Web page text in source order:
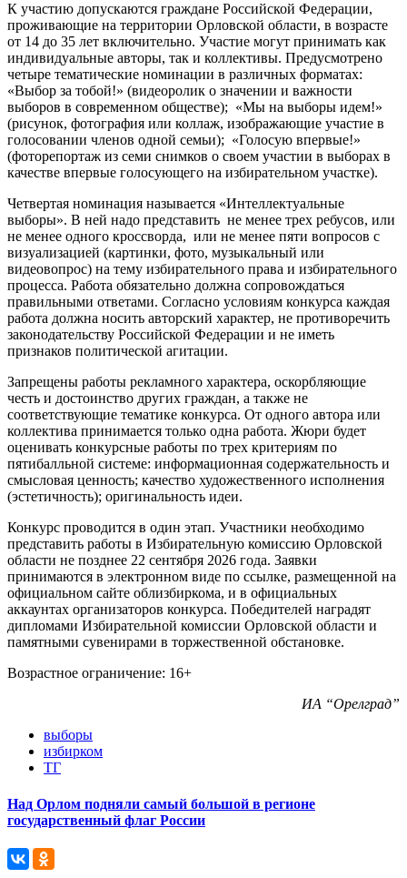
К участию допускаются граждане Российской Федерации,
проживающие на территории Орловской области, в возрасте
от 14 до 35 лет включительно. Участие могут принимать как
индивидуальные авторы, так и коллективы. Предусмотрено
четыре тематические номинации в различных форматах:
«Выбор за тобой!» (видеоролик о значении и важности
выборов в современном обществе); «Мы на выборы идем!»
(рисунок, фотография или коллаж, изображающие участие в
голосовании членов одной семьи); «Голосую впервые!»
(фоторепортаж из семи снимков о своем участии в выборах в
качестве впервые голосующего на избирательном участке).
Четвертая номинация называется «Интеллектуальные
выборы». В ней надо представить не менее трех ребусов, или
не менее одного кроссворда, или не менее пяти вопросов с
визуализацией (картинки, фото, музыкальный или
видеовопрос) на тему избирательного права и избирательного
процесса. Работа обязательно должна сопровождаться
правильными ответами. Согласно условиям конкурса каждая
работа должна носить авторский характер, не противоречить
законодательству Российской Федерации и не иметь
признаков политической агитации.
Запрещены работы рекламного характера, оскорбляющие
честь и достоинство других граждан, а также не
соответствующие тематике конкурса. От одного автора или
коллектива принимается только одна работа. Жюри будет
оценивать конкурсные работы по трех критериям по
пятибалльной системе: информационная содержательность и
смысловая ценность; качество художественного исполнения
(эстетичность); оригинальность идеи.
Конкурс проводится в один этап. Участники необходимо
представить работы в Избирательную комиссию Орловской
области не позднее 22 сентября 2026 года. Заявки
принимаются в электронном виде по ссылке, размещенной на
официальном сайте облизбиркома, и в официальных
аккаунтах организаторов конкурса. Победителей наградят
дипломами Избирательной комиссии Орловской области и
памятными сувенирами в торжественной обстановке.
Возрастное ограничение: 16+
ИА “Орелград”
выборы
избирком
ТГ
Над Орлом подняли самый большой в регионе
государственный флаг России